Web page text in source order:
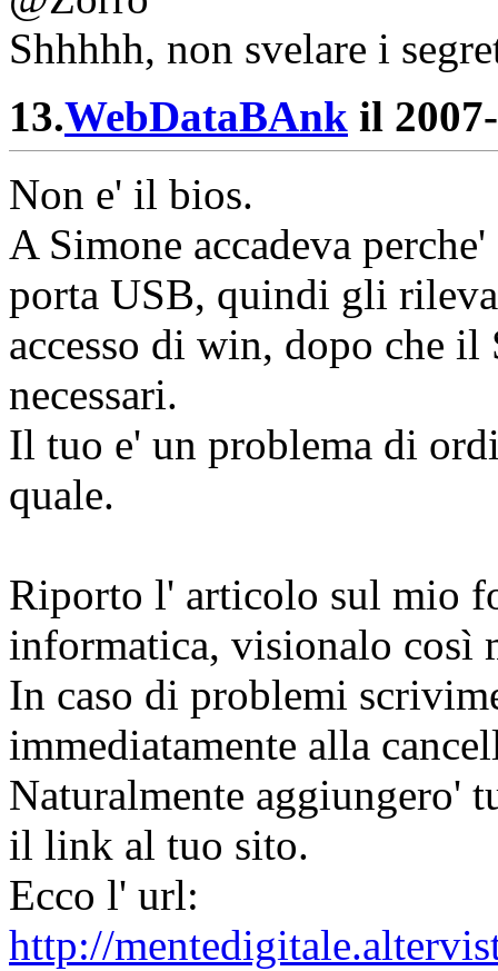
Shhhhh, non svelare i
13.WebDataBAnk il
Non e' il bios.
A Simone accadeva
porta USB, quindi gli
accesso di win, dopo che
necessari.
Il tuo e' un problema di
quale.
Riporto l' articolo sul mio
informatica, visionalo così
In caso di problemi
immediatamente alla
Naturalmente aggiungero'
il link al tuo sito.
Ecco l' url:
http://